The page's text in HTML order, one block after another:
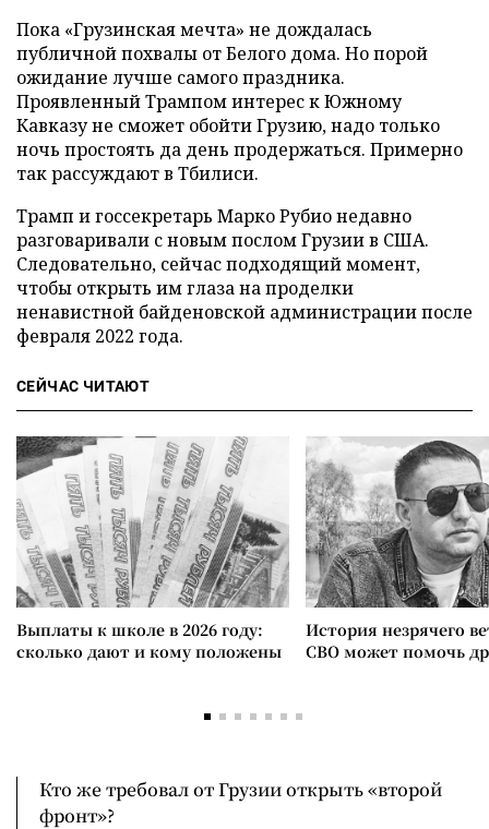
Пока «Грузинская мечта» не дождалась
публичной похвалы от Белого дома. Но порой
ожидание лучше самого праздника.
Проявленный Трампом интерес к Южному
Кавказу не сможет обойти Грузию, надо только
ночь простоять да день продержаться. Примерно
так рассуждают в Тбилиси.
Трамп и госсекретарь Марко Рубио недавно
разговаривали с новым послом Грузии в США.
Следовательно, сейчас подходящий момент,
чтобы открыть им глаза на проделки
ненавистной байденовской администрации после
февраля 2022 года.
СЕЙЧАС ЧИТАЮТ
Выплаты к школе в 2026 году:
сколько дают и кому положены
История незрячего
СВО может помочь
Кто же требовал от Грузии открыть «второй
фронт»?